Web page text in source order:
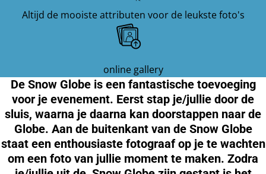
Altijd de mooiste attributen voor de leukste foto's
online gallery
De Snow Globe is een fantastische toevoeging
voor je evenement. Eerst stap je/jullie door de
sluis, waarna je daarna kan doorstappen naar de
Globe. Aan de buitenkant van de Snow Globe
staat een enthousiaste fotograaf op je te wachten
om een foto van jullie moment te maken. Zodra